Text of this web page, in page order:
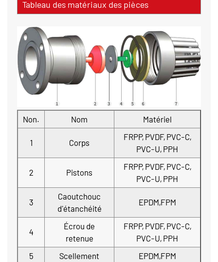
Tableau des matériaux des pièces
Non. Nom Matériel
1 Corps
FRPP, PVDF, PVC-C,
PVC-U, PPH
2 Pistons
FRPP, PVDF, PVC-C,
PVC-U, PPH
3
Caoutchouc
d'étanchéité
EPDM,FPM
4
Écrou de
retenue
FRPP, PVDF, PVC-C,
PVC-U, PPH
5
Scellement EPDM,FPM